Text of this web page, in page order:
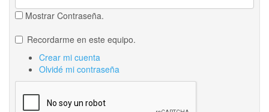
Mostrar Contraseña.
Recordarme en este equipo.
Crear mi cuenta
Olvidé mi contraseña